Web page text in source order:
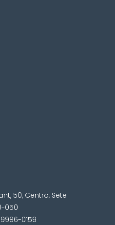
50, Centro, Sete
050
9986-0159